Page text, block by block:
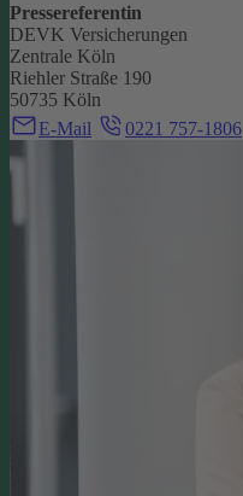
Pressereferentin
DEVK Versicherungen
Zentrale Köln
Riehler Straße 190
50735 Köln
E-Mail
0221 757-1806